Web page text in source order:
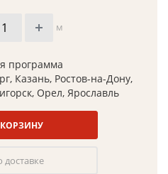
м
программа
Казань, Ростов-на-Дону,
Орел, Ярославль